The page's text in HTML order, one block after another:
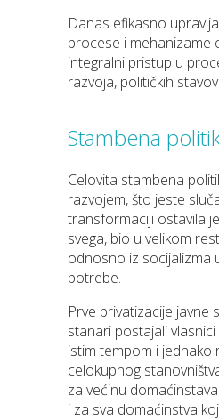
Danas efikasno
procese i mehanizame
integralni pristup u
razvoja, političkih
Stambena
Celovita stambena
razvojem, što jeste
transformaciji ostavila
svega, bio u velikom
odnosno iz socijalizma
potrebe.
Prve privatizacije
stanari postajali
istim tempom i jednako
celokupnog
za većinu
i za sva domaćinstva